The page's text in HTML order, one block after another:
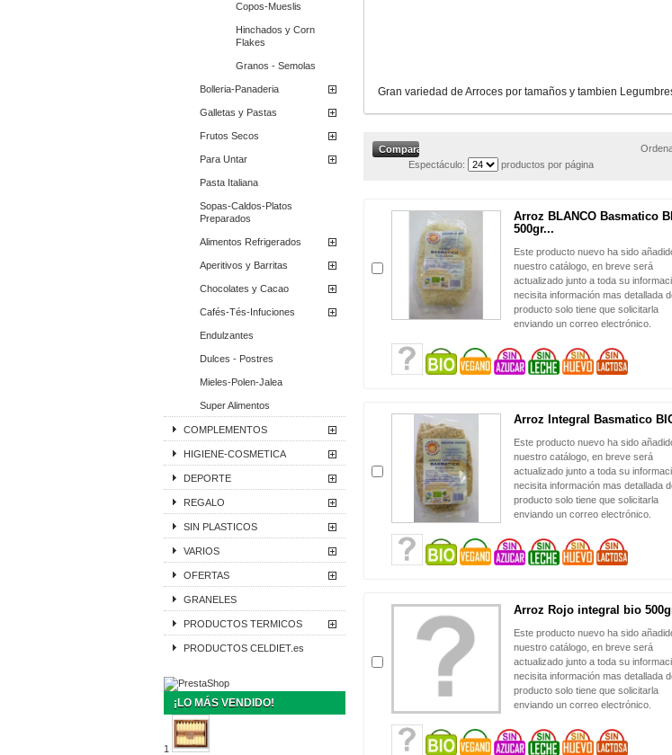
Copos-Mueslis
Hinchados y Corn
Flakes
Granos - Semolas
Bolleria-Panaderia
Galletas y Pastas
Frutos Secos
Para Untar
Pasta Italiana
Sopas-Caldos-Platos
Preparados
Alimentos Refrigerados
Aperitivos y Barritas
Chocolates y Cacao
Cafés-Tés-Infuciones
Endulzantes
Dulces - Postres
Mieles-Polen-Jalea
Super Alimentos
COMPLEMENTOS
HIGIENE-COSMETICA
DEPORTE
REGALO
SIN PLASTICOS
VARIOS
OFERTAS
GRANELES
PRODUCTOS TERMICOS
PRODUCTOS CELDIET.es
¡LO MÁS VENDIDO!
1
Gran variedad de Arroces por tamaños y tambien
Espectáculo:
productos por página
Arroz BLANCO Basmatico
500gr...
Este producto nuevo ha sido
nuestro catálogo, en breve será
actualizado junto a toda su
necisita información mas detallada
producto solo tiene que solicitarla
enviando un correo electrónico.
Arroz Integral Basmatico
Este producto nuevo ha sido
nuestro catálogo, en breve será
actualizado junto a toda su
necisita información mas detallada
producto solo tiene que solicitarla
enviando un correo electrónico.
Arroz Rojo integral bio
Este producto nuevo ha sido
nuestro catálogo, en breve será
actualizado junto a toda su
necisita información mas detallada
producto solo tiene que solicitarla
enviando un correo electrónico.